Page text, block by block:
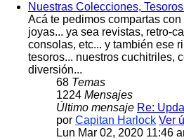
Nuestras Colecciones,
Acá te pedimos compartas
joyas... ya sea revistas, retro-
consolas, etc... y también ese
tesoros... nuestros cuchitriles,
diversión...
68 Temas
1224 Mensajes
Último mensaje Re:
por Capitan Harlock Ver
Lun Mar 02, 2020 11:46